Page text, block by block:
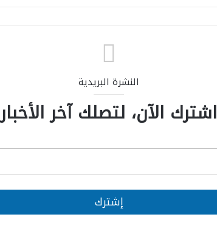
النشرة البريدية
اشترك الآن، لتصلك آخر الأخبار
إشترك